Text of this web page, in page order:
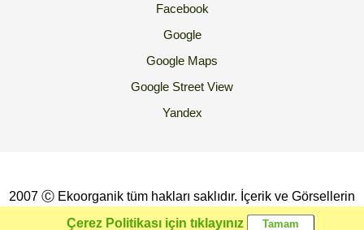
Facebook
Google
Google Maps
Google Street View
Yandex
Çerez Politikası için tıklayınız
2007 Ⓒ Ekoorganik tüm hakları saklıdır. İçerik ve Görsellerin
İzinsiz Kopyalanması yada Kullanılması Yasaktır.